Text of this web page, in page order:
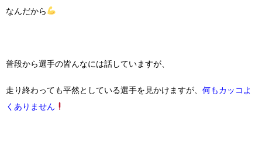
なんだから
普段から選手の皆んなには話していますが、
走り終わっても平然としている選手を見かけますが、 何もカッコよ
くありません